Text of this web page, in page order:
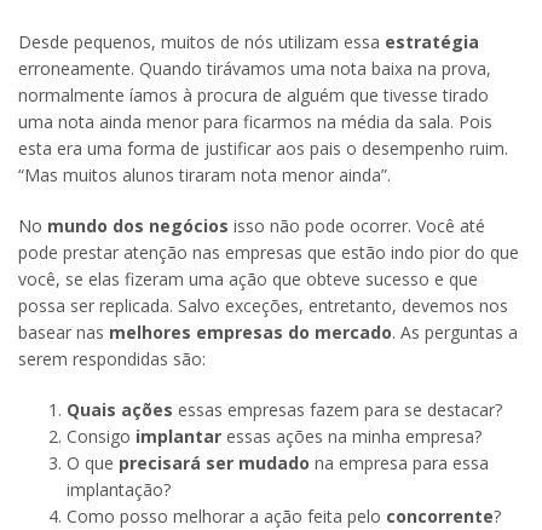
Desde pequenos, muitos de nós utilizam essa estratégia
erroneamente. Quando tirávamos uma nota baixa na prova,
normalmente íamos à procura de alguém que tivesse tirado
uma nota ainda menor para ficarmos na média da sala. Pois
esta era uma forma de justificar aos pais o desempenho ruim.
“Mas muitos alunos tiraram nota menor ainda”.
No mundo dos negócios isso não pode ocorrer. Você até
pode prestar atenção nas empresas que estão indo pior do que
você, se elas fizeram uma ação que obteve sucesso e que
possa ser replicada. Salvo exceções, entretanto, devemos nos
basear nas melhores empresas do mercado. As perguntas a
serem respondidas são:
Quais ações essas empresas fazem para se destacar?
Consigo implantar essas ações na minha empresa?
O que precisará ser mudado na empresa para essa
implantação?
Como posso melhorar a ação feita pelo concorrente?